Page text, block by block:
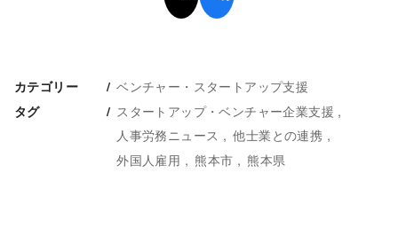
カテゴリー ベンチャー・スタートアップ支援
タグ
スタートアップ・ベンチャー企業支援
人事労務ニュース
他士業との連携
外国人雇用
熊本市 熊本県